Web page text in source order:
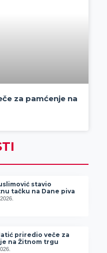
za pamćenje na
stavio
tačku na Dane piva
priredio veče za
na Žitnom trgu